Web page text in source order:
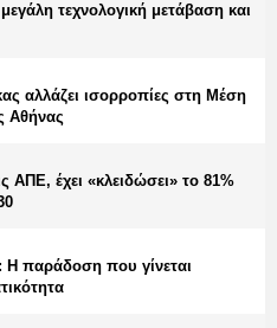
τεχνολογική μετάβαση και
αλλάζει ισορροπίες στη Μέση
Αθήνας
ΑΠΕ, έχει «κλειδώσει» το 81%
Η παράδοση που γίνεται